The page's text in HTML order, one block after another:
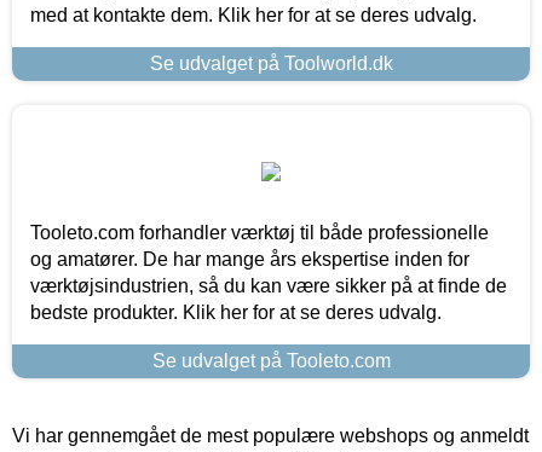
med at kontakte dem. Klik her for at se deres udvalg.
Se udvalget på Toolworld.dk
Tooleto.com forhandler værktøj til både professionelle
og amatører. De har mange års ekspertise inden for
værktøjsindustrien, så du kan være sikker på at finde de
bedste produkter. Klik her for at se deres udvalg.
Se udvalget på Tooleto.com
Vi har gennemgået de mest populære webshops og anmeldt